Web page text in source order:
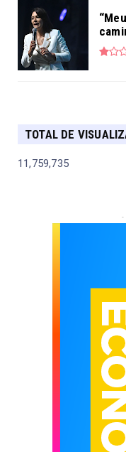
TOTAL DE
11,759,735
-